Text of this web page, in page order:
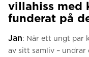
villahiss med
funderat på
Jan: När ett ungt par
av sitt samliv – undrar